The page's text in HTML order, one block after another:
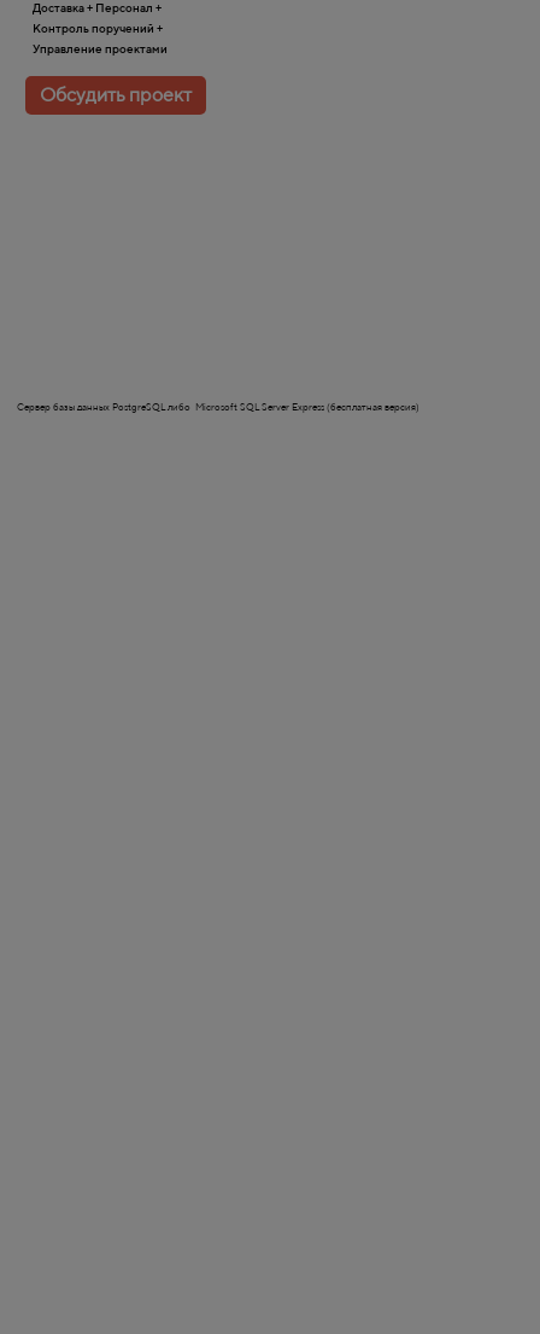
Доставка + Персонал +
Контроль поручений +
Управление проектами
Обсудить проект
Сервер базы данных PostgreSQL либо Microsoft SQL Server Express (бесплатная версия)